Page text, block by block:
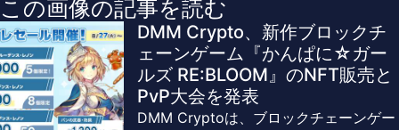
この画像の記事を読む
DMM Crypto、新作ブロックチ
ェーンゲーム『かんぱに☆ガー
ルズ RE:BLOOM』のNFT販売と
PvP大会を発表
DMM Cryptoは、ブロックチェーンゲー